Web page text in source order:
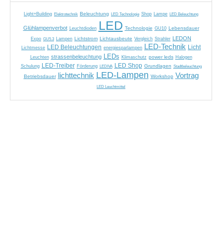
Light+Building Elektrotechnik Beleuchtung LED Technologie Shop Lampe LED Beleuchtung
Glühlampenverbot Leuchtdioden LED Technologie GU10 Lebensdauer
Expo GU5.3 Lampen Lichtstrom Lichtausbeute Vergleich Strahler LEDON
Lichtmesse LED Beleuchtungen energiesparlampen LED-Technik Licht
Leuchten strassenbeleuchtung LEDs Klimaschutz power leds Halogen
Schulung LED-Treiber Förderung LEDIVA LED Shop Grundlagen Stadtbeleuchtung
Betriebsdauer lichttechnik LED-Lampen Workshop Vortrag
LED Leuchtmittel